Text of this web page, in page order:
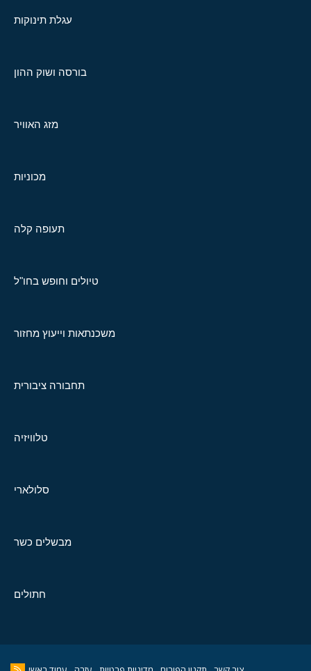
עגלת תינוקות
בורסה ושוק ההון
מזג האוויר
מכוניות
תעופה קלה
טיולים וחופש בחו"ל
משכנתאות וייעוץ מחזור
תחבורה ציבורית
טלוויזיה
סלולארי
מבשלים כשר
חתולים